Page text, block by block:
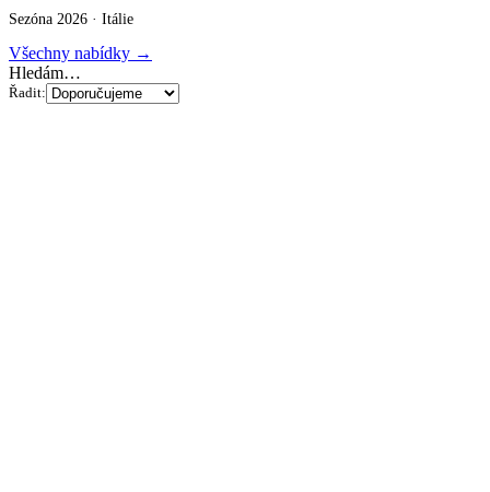
Sezóna 2026 · Itálie
Všechny nabídky →
Hledám…
Řadit: